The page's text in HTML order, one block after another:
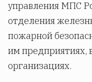
управления МПС
отделения
пожарной
им предприятиях,
организациях.